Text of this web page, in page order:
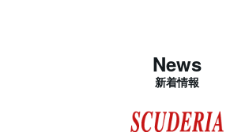
News
新着情報